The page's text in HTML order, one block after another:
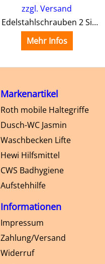
zzgl. Versand
2 Edelstahlschrauben 2 Siebhülsen 2 Ankerhülsen
Mehr Infos
Markenartikel
Roth mobile Haltegriffe
Dusch-WC Jasmin
Waschbecken Lifte
Hewi Hilfsmittel
CWS Badhygiene
Aufstehhilfe
Informationen
Impressum
Zahlung/Versand
Widerruf